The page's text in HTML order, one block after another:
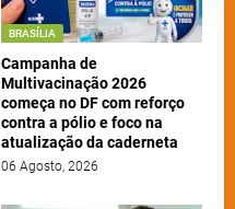
BRASÍLIA
Campanha de
Multivacinação 2026
começa no DF com reforço
contra a pólio e foco na
atualização da caderneta
06 Agosto, 2026